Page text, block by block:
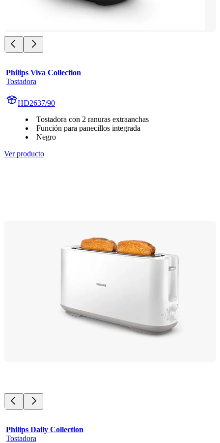
Philips Viva Collection
Tostadora
HD2637/90
Tostadora con 2 ranuras extraanchas
Función para panecillos integrada
Negro
Ver producto
Philips Daily Collection
Tostadora